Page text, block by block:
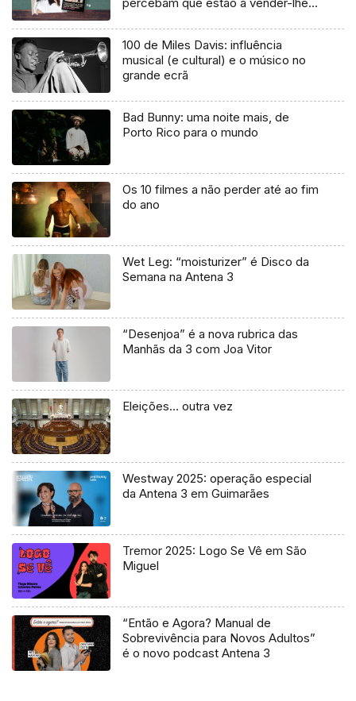
percebam que estão a vender-lhes
100 de Miles Davis: influência
musical (e cultural) e o músico no
grande ecrã
Bad Bunny: uma noite mais, de
Porto Rico para o mundo
Os 10 filmes a não perder até ao fim
do ano
Wet Leg: “moisturizer” é Disco da
Semana na Antena 3
“Desenjoa” é a nova rubrica das
Manhãs da 3 com Joa Vitor
Eleições… outra vez
Westway 2025: operação especial
da Antena 3 em Guimarães
Tremor 2025: Logo Se Vê em São
Miguel
“Então e Agora? Manual de
Sobrevivência para Novos Adultos”
é o novo podcast Antena 3